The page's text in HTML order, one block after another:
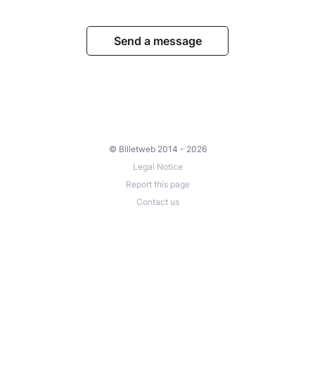
Send a message
© Billetweb 2014 - 2026
Legal Notice
Report this page
Contact us